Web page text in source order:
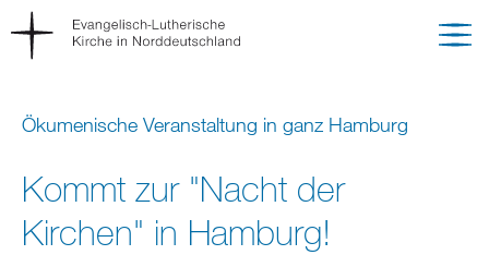
Ökumenische Veranstaltung in ganz Hamburg
Kommt zur "Nacht der
Kirchen" in Hamburg!